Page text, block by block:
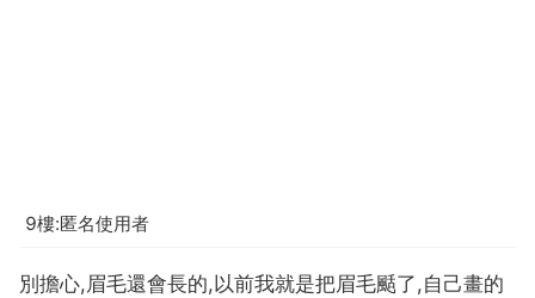
9樓:匿名使用者
別擔心,眉毛還會長的,以前我就是把眉毛颳了,自己畫的